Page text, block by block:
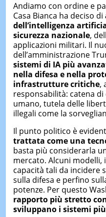
Andiamo con ordine e
Casa Bianca ha deciso di
dell’intelligenza
sicurezza nazionale,
applicazioni militari. Il
dell’amministrazione
sistemi di IA più
nella difesa e nella
infrastrutture critiche,
responsabilità: catena
umano, tutela delle
illegali come la
Il punto politico è
trattata come una
basta più considerarla
mercato. Alcuni
capacità tali da incidere
sulla difesa e perfino
potenze. Per questo
rapporto più stretto
sviluppano i sistemi